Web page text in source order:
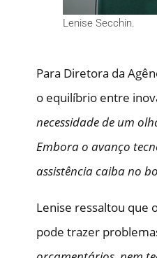
Lenise Secchin.
Para Diretora da
o equilíbrio entre
necessidade de um
Embora o avanço
assistência caiba no
Lenise ressaltou que
pode trazer